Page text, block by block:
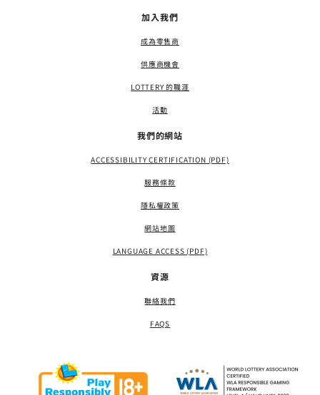
加入我們
成為零售商
供應商機會
LOTTERY 的職涯
活動
我們的網站
ACCESSIBILITY CERTIFICATION (PDF)
服務條款
隱私權政策
網站地圖
LANGUAGE ACCESS (PDF)
資源
聯絡我們
FAQS